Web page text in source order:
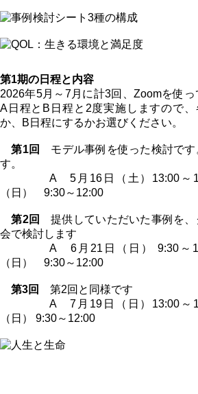
第1期の日程と内容
2026年5月～7月に計3回、Zoomを使
A日程とB日程と2度実施しますので
か、B日程にするかお選びください。
第1回
モデル事例を使った検討です
す。
A 5月16日（土）13:00～
（日） 9:30～12:00
第2回
提供していただいた事例を、
会で検討します
A 6月21日（日） 9:30～
（日） 9:30～12:00
第3回
第2回と同様です
A 7月19日（日）13:00～
（日） 9:30～12:00